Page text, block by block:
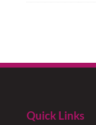
Quick Links